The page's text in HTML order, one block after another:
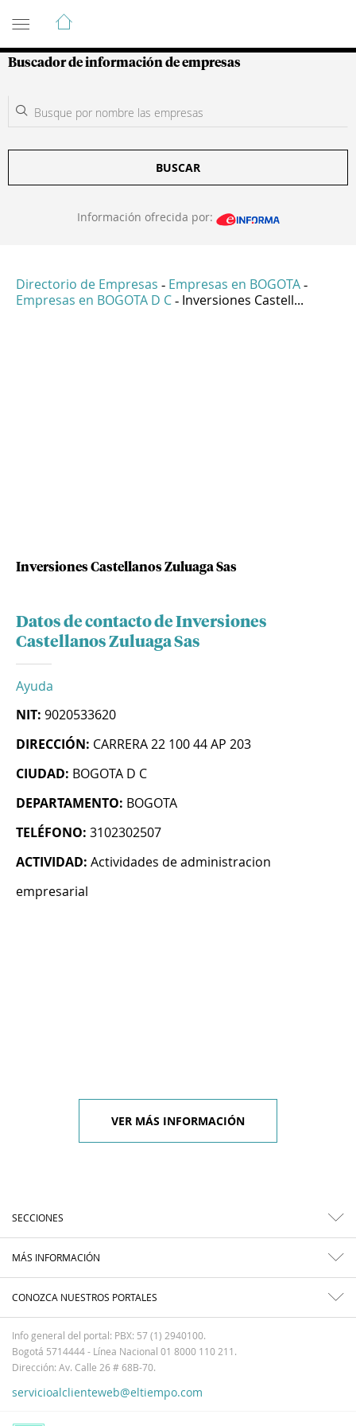
Guía de Empresas Colombianas
Buscador de información de empresas
BUSCAR
Información ofrecida por:
Directorio de Empresas - Empresas en BOGOTA -
Empresas en BOGOTA D C - Inversiones Castell...
Inversiones Castellanos Zuluaga Sas
Datos de contacto de Inversiones
Castellanos Zuluaga Sas
Ayuda
NIT: 9020533620
DIRECCIÓN: CARRERA 22 100 44 AP 203
CIUDAD: BOGOTA D C
DEPARTAMENTO: BOGOTA
TELÉFONO: 3102302507
ACTIVIDAD: Actividades de administracion
empresarial
VER MÁS INFORMACIÓN
SECCIONES
MÁS INFORMACIÓN
CONOZCA NUESTROS PORTALES
Info general del portal: PBX: 57 (1) 2940100.
Bogotá 5714444 - Línea Nacional 01 8000 110 211.
Dirección: Av. Calle 26 # 68B-70.
servicioalclienteweb@eltiempo.com